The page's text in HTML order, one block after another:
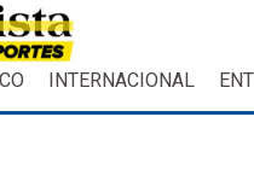
INTERNACIONAL